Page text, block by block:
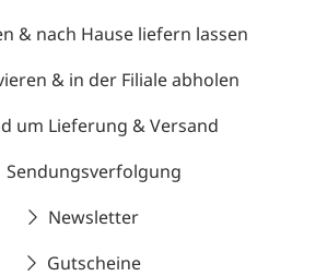
& nach Hause liefern lassen
& in der Filiale abholen
um Lieferung & Versand
Sendungsverfolgung
Newsletter
Gutscheine